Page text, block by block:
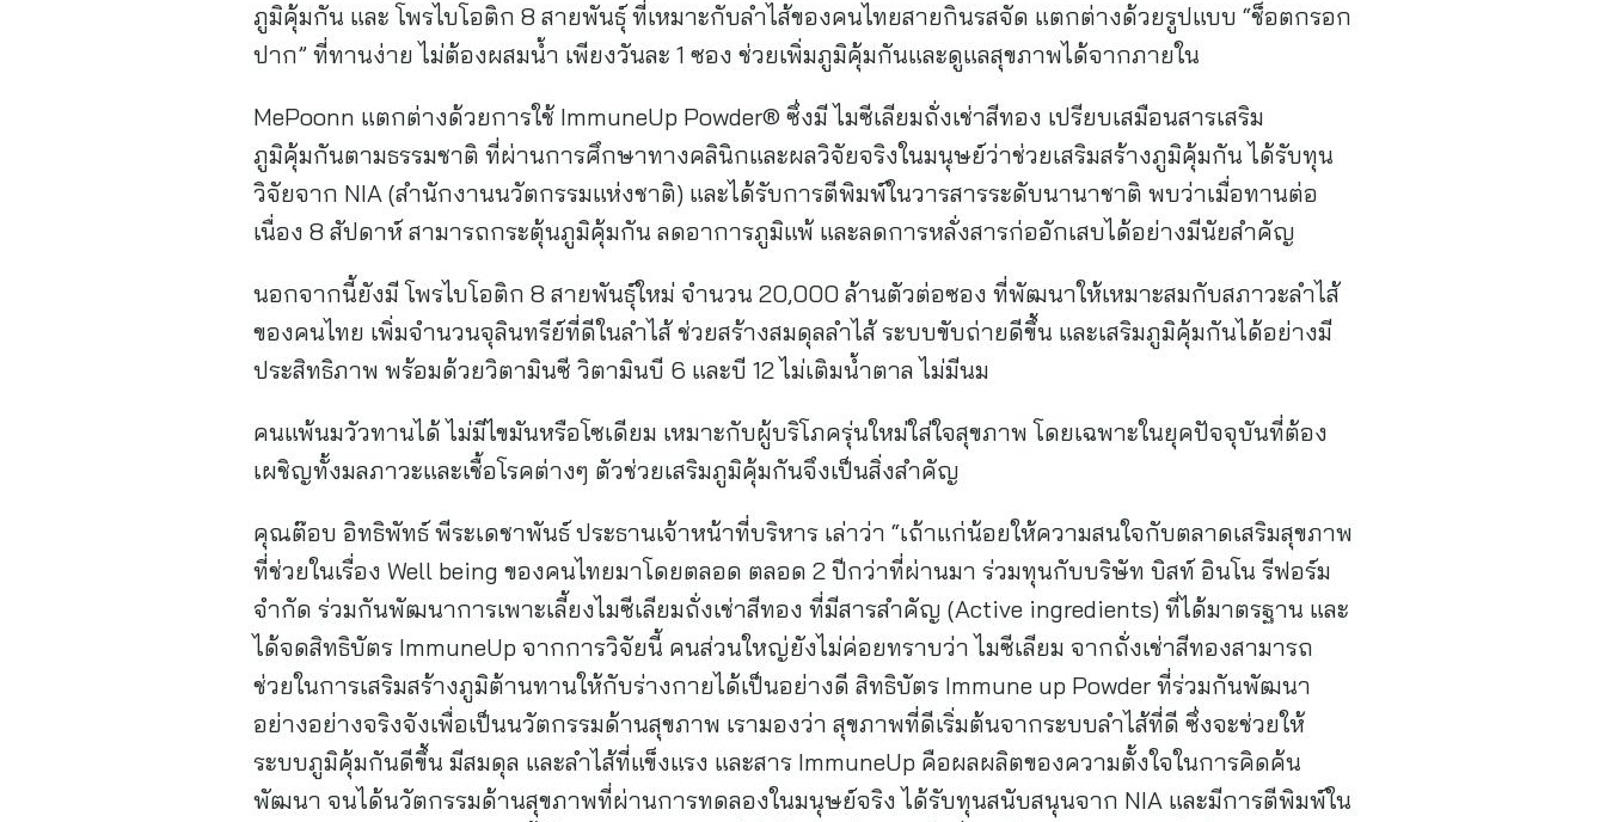
ภูมิคุ้มกัน และ โพรไบโอติก 8 สายพันธุ์ ที่เหมาะกับลำไส้ของคนไทยสายกินรสจัด แตกต่างด้วยรูปแบบ “ช็อตกรอก
ปาก” ที่ทานง่าย ไม่ต้องผสมน้ำ เพียงวันละ 1 ซอง ช่วยเพิ่มภูมิคุ้มกันและดูแลสุขภาพได้จากภายใน
MePoonn แตกต่างด้วยการใช้ ImmuneUp Powder® ซึ่งมี ไมซีเลียมถั่งเช่าสีทอง เปรียบเสมือนสารเสริม
ภูมิคุ้มกันตามธรรมชาติ ที่ผ่านการศึกษาทางคลินิกและผลวิจัยจริงในมนุษย์ว่าช่วยเสริมสร้างภูมิคุ้มกัน ได้รับทุน
วิจัยจาก NIA (สำนักงานนวัตกรรมแห่งชาติ) และได้รับการตีพิมพ์ในวารสารระดับนานาชาติ พบว่าเมื่อทานต่อ
เนื่อง 8 สัปดาห์ สามารถกระตุ้นภูมิคุ้มกัน ลดอาการภูมิแพ้ และลดการหลั่งสารก่ออักเสบได้อย่างมีนัยสำคัญ
นอกจากนี้ยังมี โพรไบโอติก 8 สายพันธุ์ใหม่ จำนวน 20,000 ล้านตัวต่อซอง ที่พัฒนาให้เหมาะสมกับสภาวะลำไส้
ของคนไทย เพิ่มจำนวนจุลินทรีย์ที่ดีในลำไส้ ช่วยสร้างสมดุลลำไส้ ระบบขับถ่ายดีขึ้น และเสริมภูมิคุ้มกันได้อย่างมี
ประสิทธิภาพ พร้อมด้วยวิตามินซี วิตามินบี 6 และบี 12 ไม่เติมน้ำตาล ไม่มีนม
คนแพ้นมวัวทานได้ ไม่มีไขมันหรือโซเดียม เหมาะกับผู้บริโภครุ่นใหม่ใส่ใจสุขภาพ โดยเฉพาะในยุคปัจจุบันที่ต้อง
เผชิญทั้งมลภาวะและเชื้อโรคต่างๆ ตัวช่วยเสริมภูมิคุ้มกันจึงเป็นสิ่งสำคัญ
คุณต๊อบ อิทธิพัทธ์ พีระเดชาพันธ์ ประธานเจ้าหน้าที่บริหาร เล่าว่า “เถ้าแก่น้อยให้ความสนใจกับตลาดเสริมสุขภาพ
ที่ช่วยในเรื่อง Well being ของคนไทยมาโดยตลอด ตลอด 2 ปีกว่าที่ผ่านมา ร่วมทุนกับบริษัท บิสท์ อินโน รีฟอร์ม
จํากัด ร่วมกันพัฒนาการเพาะเลี้ยงไมซีเลียมถั่งเช่าสีทอง ที่มีสารสำคัญ (Active ingredients) ที่ได้มาตรฐาน และ
ได้จดสิทธิบัตร ImmuneUp จากการวิจัยนี้ คนส่วนใหญ่ยังไม่ค่อยทราบว่า ไมซีเลียม จากถั่งเช่าสีทองสามารถ
ช่วยในการเสริมสร้างภูมิต้านทานให้กับร่างกายได้เป็นอย่างดี สิทธิบัตร Immune up Powder ที่ร่วมกันพัฒนา
อย่างอย่างจริงจังเพื่อเป็นนวัตกรรมด้านสุขภาพ เรามองว่า สุขภาพที่ดีเริ่มต้นจากระบบลำไส้ที่ดี ซึ่งจะช่วยให้
ระบบภูมิคุ้มกันดีขึ้น มีสมดุล และลำไส้ที่แข็งแรง และสาร ImmuneUp คือผลผลิตของความตั้งใจในการคิดค้น
พัฒนา จนได้นวัตกรรมด้านสุขภาพที่ผ่านการทดลองในมนุษย์จริง ได้รับทุนสนับสนุนจาก NIA และมีการตีพิมพ์ใน